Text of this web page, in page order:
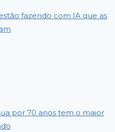
fazendo com IA que as
por 70 anos tem o maior